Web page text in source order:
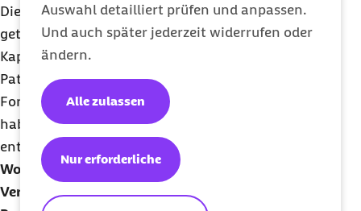
Auswahl detailliert prüfen und anpassen.
Und auch später jederzeit widerrufen oder
ändern.
Nur erforderliche
Alle zulassen
Die Investitionen in die Forschung sind natürlich
getrieben von Gewinnerwartungen aus dem
Kapitalmarkt. Aber diese Forschung nützt unseren
Patienten im Moment ungemein. Denn viele der
Fortschritte, die wir in den letzten Jahren gesehen
haben, sind auf der Basis solcher Forschungen
entstanden.
Wo sehen Sie im Bereich der Krebsforschung
Verbesserungsmöglichkeiten?